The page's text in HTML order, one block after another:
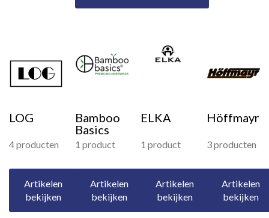
LOG
4 producten
Artikelen
bekijken
Bamboo
Basics
1 product
Artikelen
bekijken
ELKA
1 product
Artikelen
bekijken
Höffmayr
3 producten
Artikelen
bekijken